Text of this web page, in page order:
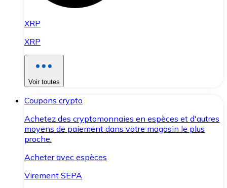
XRP
XRP
Voir toutes
Coupons crypto
Achetez des cryptomonnaies en espèces et d'autres
moyens de paiement dans votre magasin le plus
proche.
Acheter avec espèces
Virement SEPA